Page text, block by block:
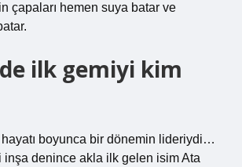
çapaları hemen suya batar ve
ilk gemiyi kim
boyunca bir dönemin lideriydi…
inşa denince akla ilk gelen isim Ata